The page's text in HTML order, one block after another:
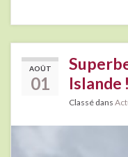
AOÛT
01
Islande
Classé dans